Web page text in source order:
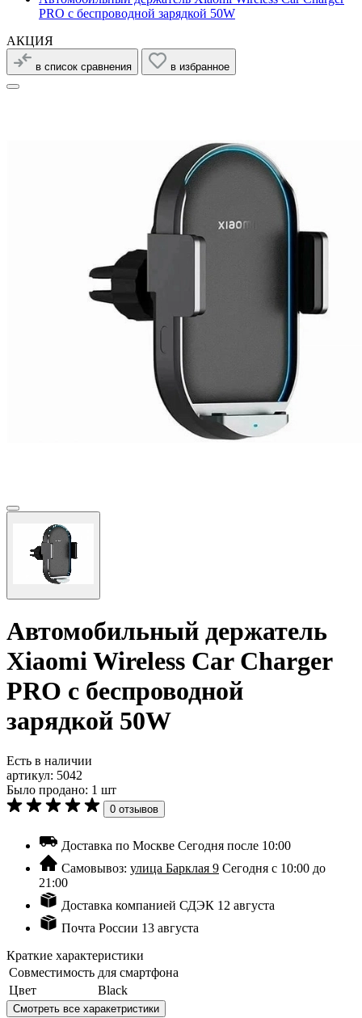
PRO с беспроводной зарядкой 50W
АКЦИЯ
в список сравнения в избранное
Автомобильный держатель
Xiaomi Wireless Car Charger
PRO с беспроводной
зарядкой 50W
Есть в наличии
артикул: 5042
Было продано: 1 шт
0 отзывов
Доставка по Москве Сегодня после 10:00
Самовывоз: улица Барклая 9 Сегодня с 10:00 до
21:00
Доставка компанией СДЭК 12 августа
Почта России 13 августа
Краткие характеристики
Совместимость для смартфона
Цвет
Black
Смотреть все харакетристики